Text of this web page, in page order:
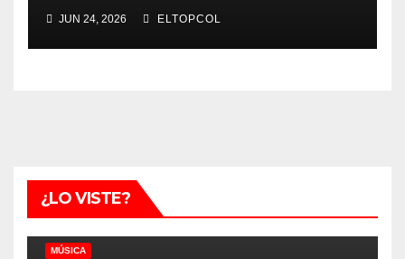
JUN 24, 2026 ELTOPCOL
¿LO VISTE?
MÚSICA